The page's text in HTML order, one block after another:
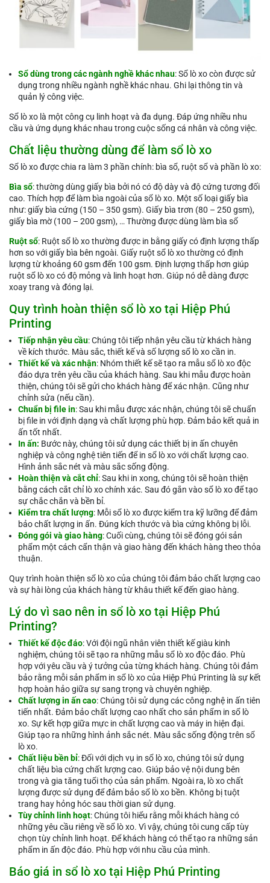
Sổ dùng trong các ngành nghề khác nhau: Sổ lò xo còn được sử
dụng trong nhiều ngành nghề khác nhau. Ghi lại thông tin và
quản lý công việc.
Sổ lò xo là một công cụ linh hoạt và đa dụng. Đáp ứng nhiều nhu
cầu và ứng dụng khác nhau trong cuộc sống cá nhân và công việc.
Chất liệu thường dùng để làm sổ lò xo
Sổ lò xo được chia ra làm 3 phần chính: bìa sổ, ruột sổ và phần lò xo:
Bìa sổ: thường dùng giấy bìa bởi nó có độ dày và độ cứng tương đối
cao. Thích hợp để làm bìa ngoài của sổ lò xo. Một số loại giấy bìa
như: giấy bìa cứng (150 – 350 gsm). Giấy bìa trơn (80 – 250 gsm),
giấy bìa mờ (100 – 200 gsm), … Thường được dùng làm bìa sổ
Ruột sổ: Ruột sổ lò xo thường được in bằng giấy có định lượng thấp
hơn so với giấy bìa bên ngoài. Giấy ruột sổ lò xo thường có định
lượng từ khoảng 60 gsm đến 100 gsm. Định lượng thấp hơn giúp
ruột sổ lò xo có độ mỏng và linh hoạt hơn. Giúp nó dễ dàng được
xoay trang và đóng lại.
Quy trình hoàn thiện sổ lò xo tại Hiệp Phú
Printing
Tiếp nhận yêu cầu: Chúng tôi tiếp nhận yêu cầu từ khách hàng
về kích thước. Màu sắc, thiết kế và số lượng sổ lò xo cần in.
Thiết kế và xác nhận: Nhóm thiết kế sẽ tạo ra mẫu sổ lò xo độc
đáo dựa trên yêu cầu của khách hàng. Sau khi mẫu được hoàn
thiện, chúng tôi sẽ gửi cho khách hàng để xác nhận. Cũng như
chỉnh sửa (nếu cần).
Chuẩn bị file in: Sau khi mẫu được xác nhận, chúng tôi sẽ chuẩn
bị file in với định dạng và chất lượng phù hợp. Đảm bảo kết quả in
ấn tốt nhất.
In ấn: Bước này, chúng tôi sử dụng các thiết bị in ấn chuyên
nghiệp và công nghệ tiên tiến để in sổ lò xo với chất lượng cao.
Hình ảnh sắc nét và màu sắc sống động.
Hoàn thiện và cắt chỉ: Sau khi in xong, chúng tôi sẽ hoàn thiện
bằng cách cắt chỉ lò xo chính xác. Sau đó gắn vào sổ lò xo để tạo
sự chắc chắn và bền bỉ.
Kiểm tra chất lượng: Mỗi sổ lò xo được kiểm tra kỹ lưỡng để đảm
bảo chất lượng in ấn. Đúng kích thước và bìa cứng không bị lỗi.
Đóng gói và giao hàng: Cuối cùng, chúng tôi sẽ đóng gói sản
phẩm một cách cẩn thận và giao hàng đến khách hàng theo thỏa
thuận.
Quy trình hoàn thiện sổ lò xo của chúng tôi đảm bảo chất lượng cao
và sự hài lòng của khách hàng từ khâu thiết kế đến giao hàng.
Lý do vì sao nên in sổ lò xo tại Hiệp Phú
Printing?
Thiết kế độc đáo: Với đội ngũ nhân viên thiết kế giàu kinh
nghiệm, chúng tôi sẽ tạo ra những mẫu sổ lò xo độc đáo. Phù
hợp với yêu cầu và ý tưởng của từng khách hàng. Chúng tôi đảm
bảo rằng mỗi sản phẩm in sổ lò xo của Hiệp Phú Printing là sự kết
hợp hoàn hảo giữa sự sang trọng và chuyên nghiệp.
Chất lượng in ấn cao: Chúng tôi sử dụng các công nghệ in ấn tiên
tiến nhất. Đảm bảo chất lượng cao nhất cho sản phẩm in sổ lò
xo. Sự kết hợp giữa mực in chất lượng cao và máy in hiện đại.
Giúp tạo ra những hình ảnh sắc nét. Màu sắc sống động trên sổ
lò xo.
Chất liệu bền bỉ: Đối với dịch vụ in sổ lò xo, chúng tôi sử dụng
chất liệu bìa cứng chất lượng cao. Giúp bảo vệ nội dung bên
trong và gia tăng tuổi thọ của sản phẩm. Ngoài ra, lò xo chất
lượng được sử dụng để đảm bảo sổ lò xo bền. Không bị tuột
trang hay hỏng hóc sau thời gian sử dụng.
Tùy chỉnh linh hoạt: Chúng tôi hiểu rằng mỗi khách hàng có
những yêu cầu riêng về sổ lò xo. Vì vậy, chúng tôi cung cấp tùy
chọn tùy chỉnh linh hoạt. Để khách hàng có thể tạo ra những sản
phẩm in ấn độc đáo. Phù hợp với nhu cầu của mình.
Báo giá in sổ lò xo tại Hiệp Phú Printing